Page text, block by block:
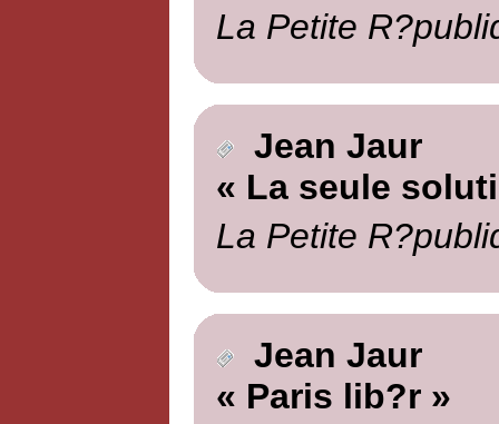
La Petite
Jean Jaur
« La seule
La Petite
Jean Jaur
« Paris lib?r »